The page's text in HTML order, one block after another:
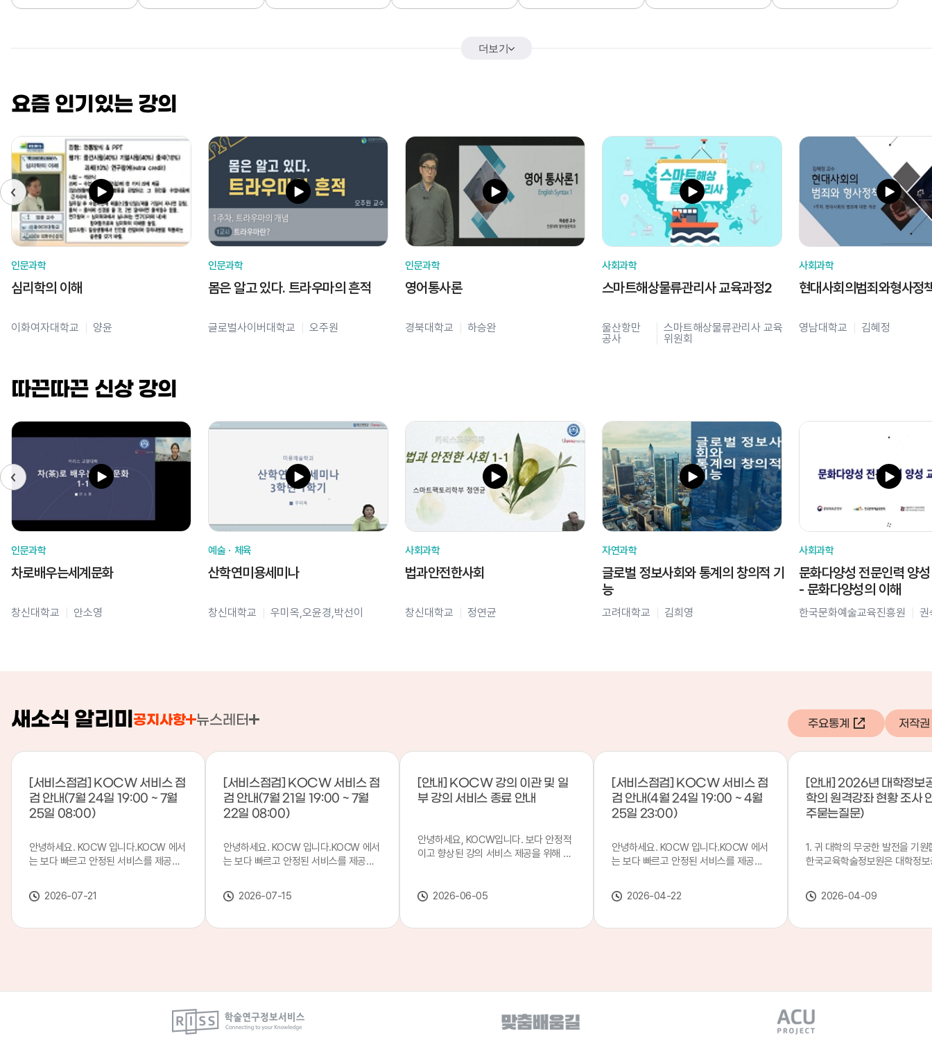
더보기
요즘 인기있는 강의
인문과학
심리학의 이해
이화여자대학교 양윤
인문과학
몸은 알고 있다. 트라우마의 흔적
글로벌사이버대학교 오주원
인문과학
영어통사론
경북대학교 하승완
사회과학
스마트해상물류관리사 교육과정2
울산항만
공사
스마트해상물류관리사 교육
위원회
사회과학
현대사회의범죄와형사정
영남대학교 김혜정
따끈따끈 신상 강의
인문과학
차로배우는세계문화
창신대학교 안소영
예술ㆍ체육
산학연미용세미나
창신대학교 우미옥,오윤경,박선이
사회과학
법과안전한사회
창신대학교 정연균
자연과학
글로벌 정보사회와 통계의 창의적 기
능
고려대학교 김희영
사회과학
문화다양성 전문인력 양
- 문화다양성의 이해
한국문화예술교육진흥원 권
새소식 알리미 공지사항 뉴스레터
[서비스점검] KOCW 서비스 점
검 안내(7월 24일 19:00 ~ 7월
25일 08:00)
안녕하세요. KOCW 입니다.KOCW 에서
는 보다 빠르고 안정된 서비스를 제공하
합니다.※ 서비스 점검 작업 일시 : 7월
24일(금) 19:00 ~ 7월 25일(토) 08:00
안 서비스가 일시 중지될 수 있으니, 이
2026-07-21
[서비스점검] KOCW 서비스 점
검 안내(7월 21일 19:00 ~ 7월
22일 08:00)
안녕하세요. KOCW 입니다.KOCW 에서
는 보다 빠르고 안정된 서비스를 제공하
합니다.※ 서비스 점검 작업 일시 : 7월 21
일(화) 19:00 ~ 7월 22일(수) 08:00이
서비스가일시 중지될 수 있으니, 이 점 양
2026-07-15
[안내] KOCW 강의 이관 및 일
부 강의 서비스 종료 안내
안녕하세요, KOCW입니다. 보다 안정적
이고 향상된 강의 서비스 제공을 위해 강
스가 종료될 예정이오니, 이용에 참고하
종료 강의 안내 이관 작업으로 인해 일부
었습니다. 서비스 종료 강의 목록은 아래
링크에서 확인하실 수 있습니다. → 서비
2026-06-05
[서비스점검] KOCW 서비스 점
검 안내(4월 24일 19:00 ~ 4월
25일 23:00)
안녕하세요. KOCW 입니다.KOCW 에서
는 보다 빠르고 안정된 서비스를 제공하
합니다.※ 서비스 점검 작업 일시 : 4월
24일(금) 19:00 ~ 4월 25일(토) 23:00
안 일시중지될 예정이오니, 이 점 양해하
2026-04-22
[안내] 2026년 대학정보
학의 원격강좌 현황 조사
주묻는질문)
1. 귀 대학의 무궁한 발전을 기원
한국교육학술정보원은 대학정
본 조사는 2025. 3. 1~2026. 2.
에 운영된 원격강좌(이러닝) 현
강좌(12-바)'에 데이터를 연계할
인시 캠퍼스인 경우 해당 캠퍼스
있는 기관명을 선택하시면 됩니
2026-04-09
주요통계 저작